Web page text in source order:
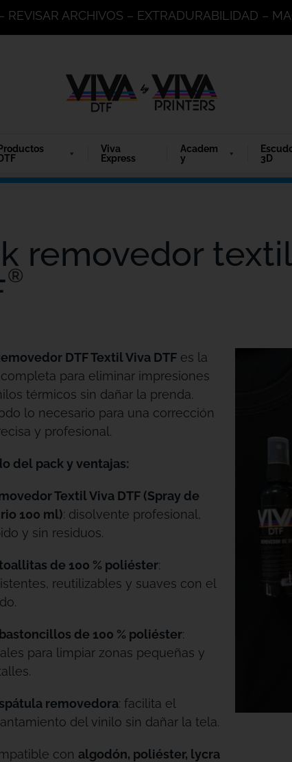
REVISAR ARCHIVOS – EXTRADURABILIDAD –
Productos
DTF
Viva
Express
Academ
y
3D
removedor
®
DTF Textil Viva DTF es la
para eliminar impresiones
térmicos sin dañar la prenda.
lo necesario para una corrección
y profesional.
del pack y ventajas:
Textil Viva DTF (Spray de
100 ml): disolvente profesional,
y sin residuos.
de 100 % poliéster:
reutilizables y suaves con el
de 100 % poliéster:
para limpiar zonas pequeñas y
removedora: facilita el
del vinilo sin dañar la tela.
con algodón, poliéster, lycra